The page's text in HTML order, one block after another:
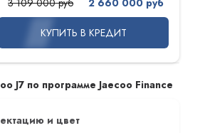
КУПИТЬ В КРЕДИТ
J7 по программе Jaecoo Finance
и цвет